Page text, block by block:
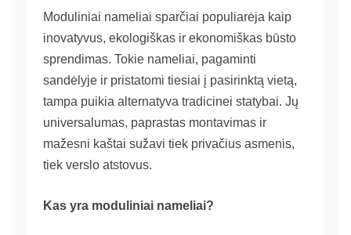
Moduliniai nameliai sparčiai populiarėja kaip
inovatyvus, ekologiškas ir ekonomiškas būsto
sprendimas. Tokie nameliai, pagaminti
sandėlyje ir pristatomi tiesiai į pasirinktą vietą,
tampa puikia alternatyva tradicinei statybai. Jų
universalumas, paprastas montavimas ir
mažesni kaštai sužavi tiek privačius asmenis,
tiek verslo atstovus.
Kas yra moduliniai nameliai?